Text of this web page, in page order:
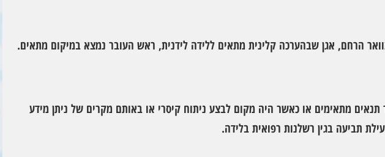
הרחם, אגן שבהערכה קלינית מתאים ללידה לידנית, ראש העובר נמצא במיקום מתאים.
מתאימים או כאשר היה מקום לבצע ניתוח קיסרי או באותם מקרים של ניתן מידע
תביעה בגין רשלנות רפואית בלידה.